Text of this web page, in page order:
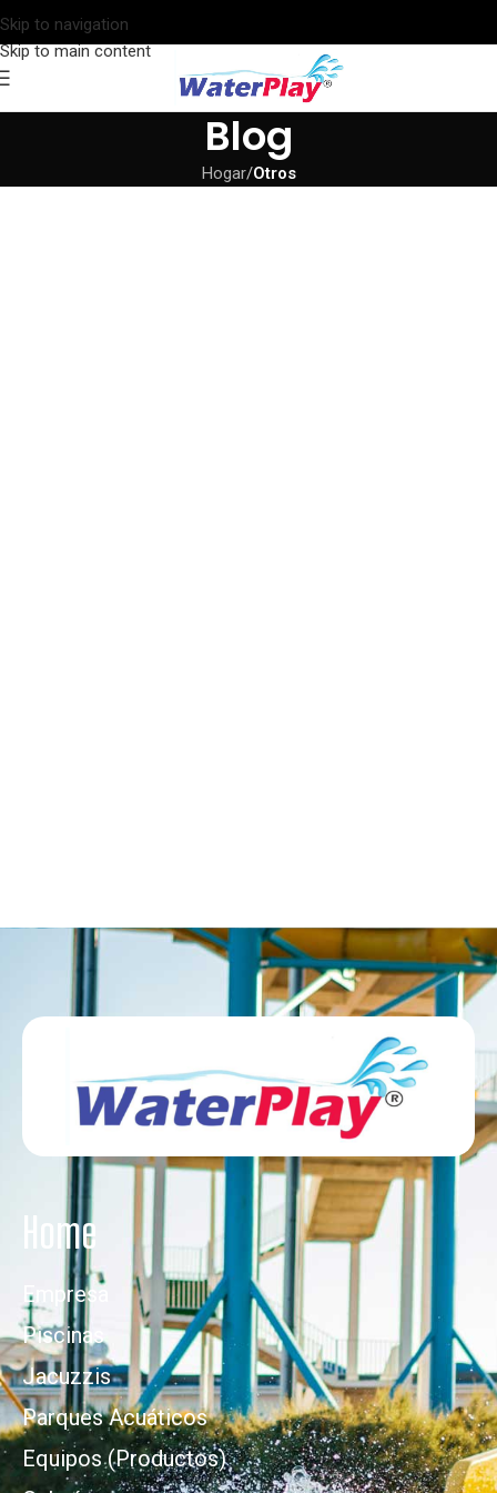
Skip to navigation
Skip to main content
Blog
Hogar/Otros
Home
Empresa
Piscinas
Jacuzzis
Parques Acuáticos
Equipos (Productos)